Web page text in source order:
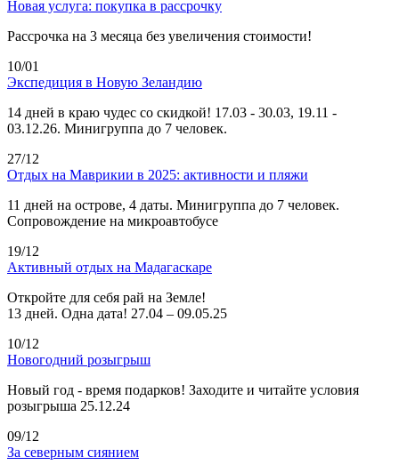
Новая услуга: покупка в рассрочку
Рассрочка на 3 месяца без увеличения стоимости!
10/01
Экспедиция в Новую Зеландию
14 дней в краю чудес со скидкой! 17.03 - 30.03, 19.11 -
03.12.26. Минигруппа до 7 человек.
27/12
Отдых на Маврикии в 2025: активности и пляжи
11 дней на острове, 4 даты. Минигруппа до 7 человек.
Сопровождение на микроавтобусе
19/12
Активный отдых на Мадагаскаре
Откройте для себя рай на Земле!
13 дней. Одна дата! 27.04 – 09.05.25
10/12
Новогодний розыгрыш
Новый год - время подарков! Заходите и читайте условия
розыгрыша 25.12.24
09/12
За северным сиянием